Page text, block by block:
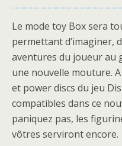
Le mode toy Box sera
permettant d’imaginer,
aventures du joueur au
une nouvelle mouture.
et power discs du jeu
compatibles dans ce
paniquez pas, les
vôtres serviront encore.